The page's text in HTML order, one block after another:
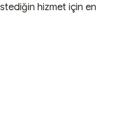
hizmet için en